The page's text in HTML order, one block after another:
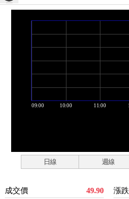
日線 週線
成交價 49.90 漲跌